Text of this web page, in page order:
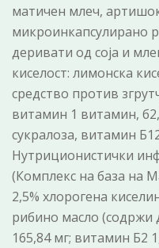
матичен млеч,
микроинкапсулирано
деривати од соја и
киселост: лимонска
средство против
витамин 1 витамин,
сукралоза, витамин
Нутриционистички
(Комплекс на база на
2,5% хлорогена
рибино масло (содржи
165,84 мг; витамин Б2